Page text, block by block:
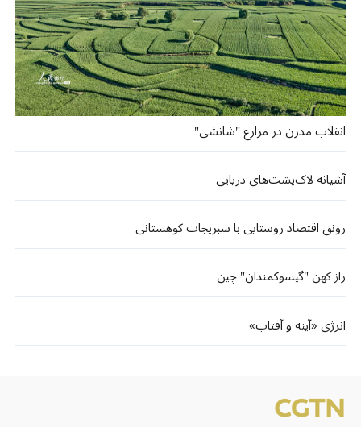
انقلاب مدرن در مزارع "شانشی"
آشیانه لاک‌پشت‌های دریایی
رونق اقتصاد روستایی با سبزیجات کوهستانی
راز کهن "گیسوکمندان" چین
انرژی «آینه و آفتاب»